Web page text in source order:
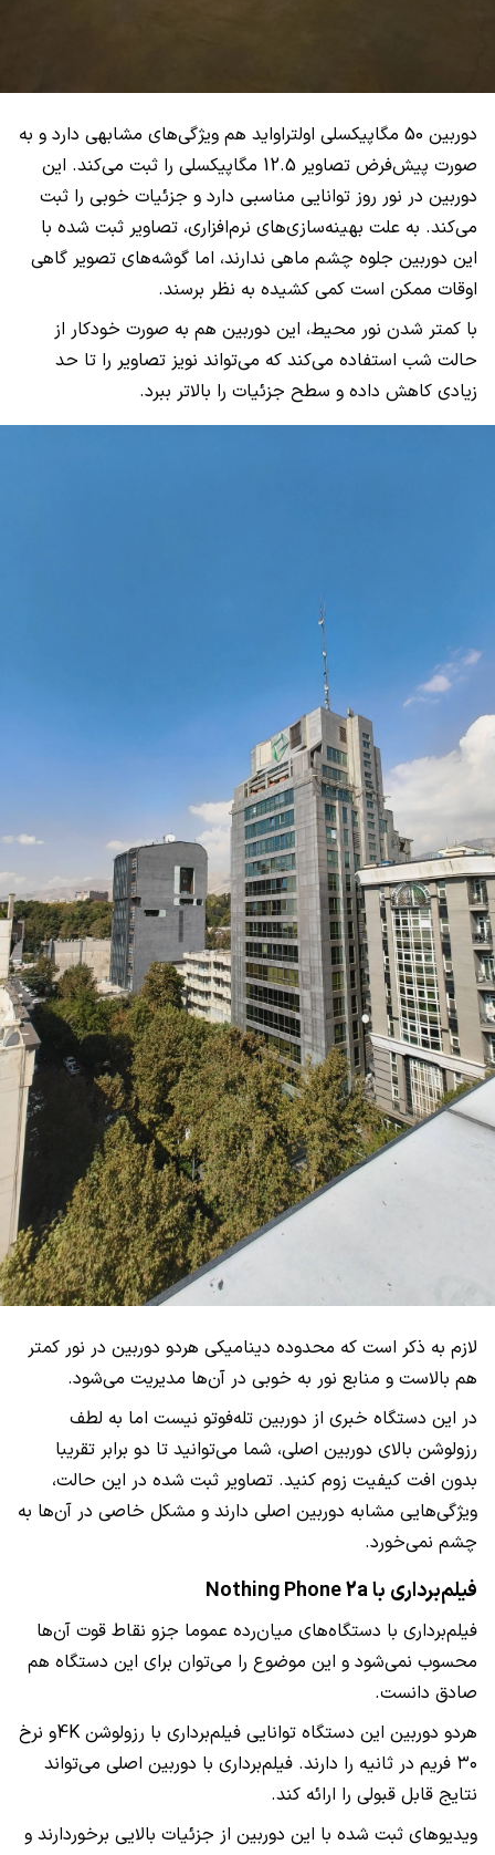
دوربین 50 مگاپیکسلی اولتراواید هم ویژگی‌های مشابهی دارد و به
صورت پیش‌فرض تصاویر 12.5 مگاپیکسلی را ثبت می‌کند. این
دوربین در نور روز توانایی مناسبی دارد و جزئیات خوبی را ثبت
می‌کند. به علت بهینه‌سازی‌های نرم‌افزاری، تصاویر ثبت شده با
این دوربین جلوه چشم ماهی ندارند، اما گوشه‌های تصویر گاهی
اوقات ممکن است کمی کشیده به نظر برسند.
با کمتر شدن نور محیط، این دوربین هم به صورت خودکار از
حالت شب استفاده می‌کند که می‌تواند نویز تصاویر را تا حد
زیادی کاهش داده و سطح جزئيات را بالاتر ببرد.
لازم به ذکر است که محدوده دینامیکی هر‌دو دوربین در نور کمتر
هم بالاست و منابع نور به خوبی در آن‌ها مدیریت می‌شود.
در این دستگاه خبری از دوربین تله‌فوتو نیست اما به لطف
رزولوشن بالای دوربین اصلی، شما می‌توانید تا دو برابر تقریبا
بدون افت کیفیت زوم کنید. تصاویر ثبت شده در این حالت،
ویژگی‌هایی مشابه دوربین اصلی دارند و مشکل خاصی در آن‌ها به
چشم نمی‌خورد.
فیلم‌برداری با Nothing Phone 2a
فیلم‌برداری با دستگاه‌های میان‌رده عموما جزو نقاط قوت آن‌ها
محسوب نمی‌شود و این موضوع را می‌توان برای این دستگاه هم
صادق دانست.
هر‌دو دوربین این دستگاه توانایی فیلم‌برداری با رزولوشن 4Kو نرخ
۳۰ فریم در ثانیه را دارند. فیلم‌برداری با دوربین اصلی می‌تواند
نتایج قابل قبولی را ارائه کند.
ویدیو‌های ثبت شده با این دوربین از جزئیات بالایی برخوردارند و